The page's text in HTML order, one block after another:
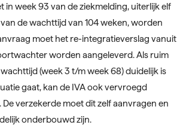
in week 93 van de ziekmelding, uiterlijk elf
de wachttijd van 104 weken, worden
moet het re-integratieverslag vanuit
worden aangeleverd. Als ruim
(week 3 t/m week 68) duidelijk is
gaat, kan de IVA ook vervroegd
verzekerde moet dit zelf aanvragen en
onderbouwd zijn.